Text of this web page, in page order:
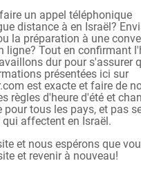
un appel téléphonique
distance à en Israël?
la préparation à une
ligne? Tout en confirmant
dur pour s'assurer
présentées ici sur
est exacte et faire de
règles d'heure d'été et
pour tous les pays, et pas
affectent en Israël.
et nous espérons que
et revenir à nouveau!